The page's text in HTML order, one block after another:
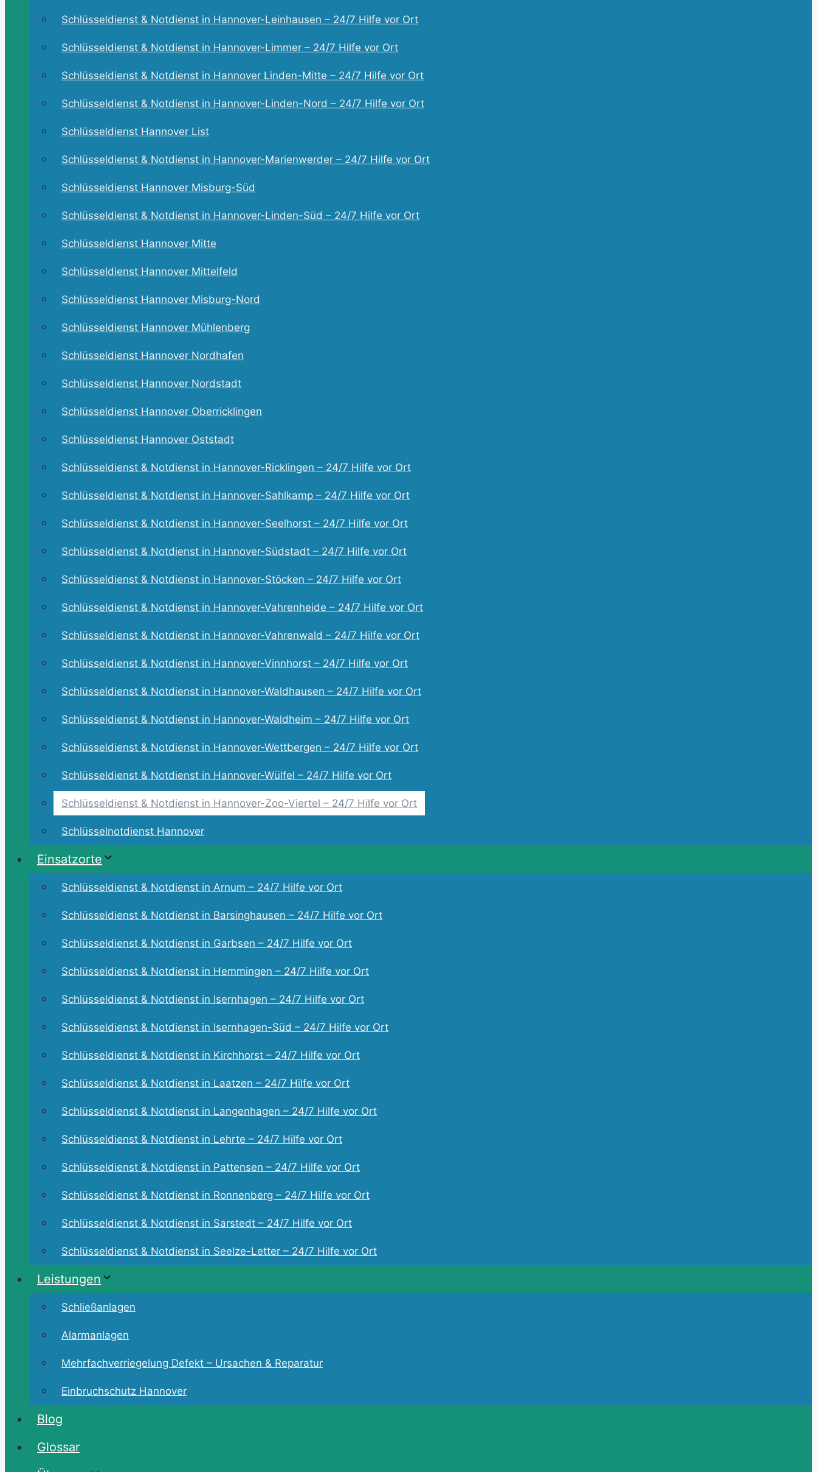
Schlüsseldienst & Notdienst in Hannover-Leinhausen – 24/7 Hilfe vor Ort
Schlüsseldienst & Notdienst in Hannover-Limmer – 24/7 Hilfe vor Ort
Schlüsseldienst & Notdienst in Hannover Linden-Mitte – 24/7 Hilfe vor Ort
Schlüsseldienst & Notdienst in Hannover-Linden-Nord – 24/7 Hilfe vor Ort
Schlüsseldienst Hannover List
Schlüsseldienst & Notdienst in Hannover-Marienwerder – 24/7 Hilfe vor Ort
Schlüsseldienst Hannover Misburg-Süd
Schlüsseldienst & Notdienst in Hannover-Linden-Süd – 24/7 Hilfe vor Ort
Schlüsseldienst Hannover Mitte
Schlüsseldienst Hannover Mittelfeld
Schlüsseldienst Hannover Misburg-Nord
Schlüsseldienst Hannover Mühlenberg
Schlüsseldienst Hannover Nordhafen
Schlüsseldienst Hannover Nordstadt
Schlüsseldienst Hannover Oberricklingen
Schlüsseldienst Hannover Oststadt
Schlüsseldienst & Notdienst in Hannover-Ricklingen – 24/7 Hilfe vor Ort
Schlüsseldienst & Notdienst in Hannover-Sahlkamp – 24/7 Hilfe vor Ort
Schlüsseldienst & Notdienst in Hannover-Seelhorst – 24/7 Hilfe vor Ort
Schlüsseldienst & Notdienst in Hannover-Südstadt – 24/7 Hilfe vor Ort
Schlüsseldienst & Notdienst in Hannover-Stöcken – 24/7 Hilfe vor Ort
Schlüsseldienst & Notdienst in Hannover-Vahrenheide – 24/7 Hilfe vor Ort
Schlüsseldienst & Notdienst in Hannover-Vahrenwald – 24/7 Hilfe vor Ort
Schlüsseldienst & Notdienst in Hannover-Vinnhorst – 24/7 Hilfe vor Ort
Schlüsseldienst & Notdienst in Hannover-Waldhausen – 24/7 Hilfe vor Ort
Schlüsseldienst & Notdienst in Hannover-Waldheim – 24/7 Hilfe vor Ort
Schlüsseldienst & Notdienst in Hannover-Wettbergen – 24/7 Hilfe vor Ort
Schlüsseldienst & Notdienst in Hannover-Wülfel – 24/7 Hilfe vor Ort
Schlüsseldienst & Notdienst in Hannover-Zoo-Viertel – 24/7 Hilfe vor Ort
Schlüsselnotdienst Hannover
Einsatzorte
Schlüsseldienst & Notdienst in Arnum – 24/7 Hilfe vor Ort
Schlüsseldienst & Notdienst in Barsinghausen – 24/7 Hilfe vor Ort
Schlüsseldienst & Notdienst in Garbsen – 24/7 Hilfe vor Ort
Schlüsseldienst & Notdienst in Hemmingen – 24/7 Hilfe vor Ort
Schlüsseldienst & Notdienst in Isernhagen – 24/7 Hilfe vor Ort
Schlüsseldienst & Notdienst in Isernhagen-Süd – 24/7 Hilfe vor Ort
Schlüsseldienst & Notdienst in Kirchhorst – 24/7 Hilfe vor Ort
Schlüsseldienst & Notdienst in Laatzen – 24/7 Hilfe vor Ort
Schlüsseldienst & Notdienst in Langenhagen – 24/7 Hilfe vor Ort
Schlüsseldienst & Notdienst in Lehrte – 24/7 Hilfe vor Ort
Schlüsseldienst & Notdienst in Pattensen – 24/7 Hilfe vor Ort
Schlüsseldienst & Notdienst in Ronnenberg – 24/7 Hilfe vor Ort
Schlüsseldienst & Notdienst in Sarstedt – 24/7 Hilfe vor Ort
Schlüsseldienst & Notdienst in Seelze-Letter – 24/7 Hilfe vor Ort
Leistungen
Schließanlagen
Alarmanlagen
Mehrfachverriegelung Defekt – Ursachen & Reparatur
Einbruchschutz Hannover
Blog
Glossar